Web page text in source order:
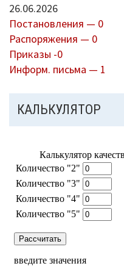
26.06.2026
Постановления — 0
Распоряжения — 0
Приказы -0
Информ. письма — 1
КАЛЬКУЛЯТОР